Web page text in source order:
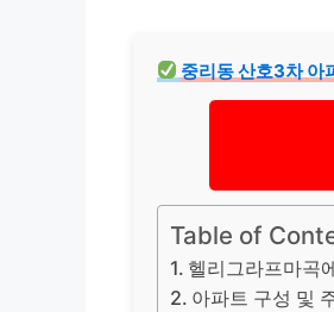
중리동 산호3차 아
Table of
헬리그라프마곡
아파트 구성 및